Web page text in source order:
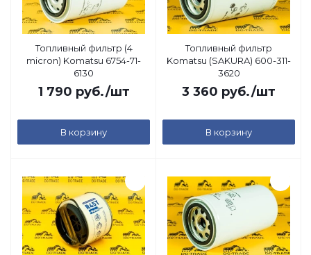
Топливный фильтр (4
micron) Komatsu 6754-71-
6130
1 790 руб./шт
В корзину
Топливный фильтр
Komatsu (SAKURA) 600-311-
3620
3 360 руб./шт
В корзину